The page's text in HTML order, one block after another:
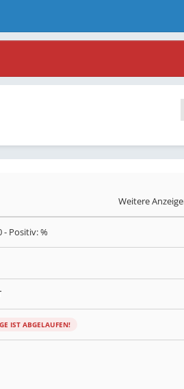
Weitere
- Positiv: %
IST ABGELAUFEN!